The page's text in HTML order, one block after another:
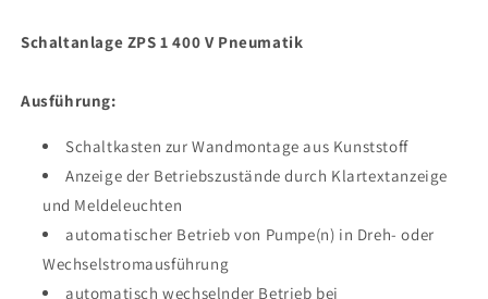
Schaltanlage ZPS 1 400 V Pneumatik
Ausführung:
Schaltkasten zur Wandmontage aus Kunststoff
Anzeige der Betriebszustände durch Klartextanzeige
und Meldeleuchten
automatischer Betrieb von Pumpe(n) in Dreh- oder
Wechselstromausführung
automatisch wechselnder Betrieb bei